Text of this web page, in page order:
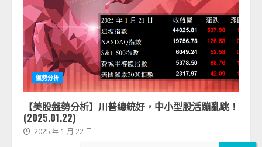
盤勢分析
【美股盤勢分析】川普總統好，中小型股活蹦亂跳！
(2025.01.22)
2025 年 1 月 22 日